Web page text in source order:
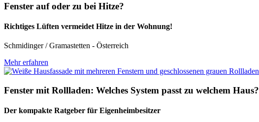
Fenster auf oder zu bei Hitze?
Richtiges Lüften vermeidet Hitze in der Wohnung!
Schmidinger / Gramastetten - Österreich
Mehr erfahren
Fenster mit Rollladen: Welches System passt zu welchem Haus?
Der kompakte Ratgeber für Eigenheimbesitzer